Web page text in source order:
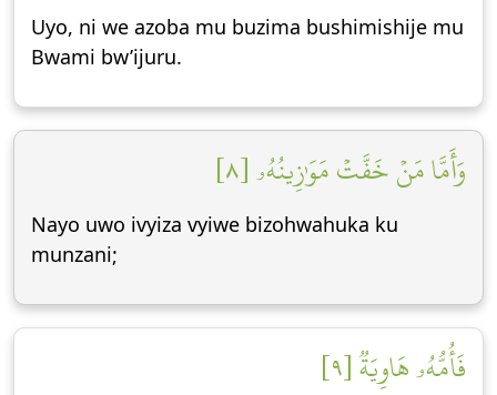
Uyo, ni we azoba mu buzima bushimishije mu
Bwami bw’ijuru.
وَأَمَّا مَنۡ خَفَّتۡ مَوَٰزِينُهُۥ [٨]
Nayo uwo ivyiza vyiwe bizohwahuka ku
munzani;
فَأُمُّهُۥ هَاوِيَةٞ [٩]